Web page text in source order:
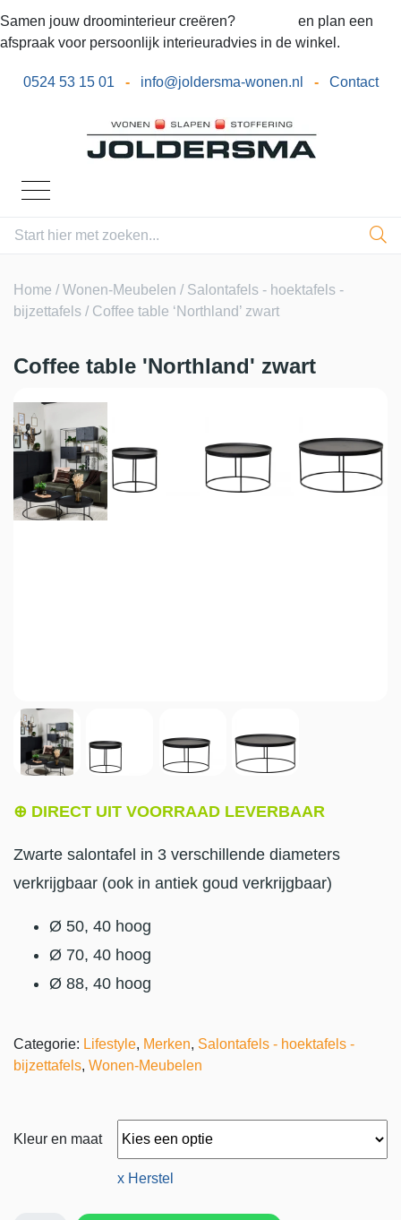
Samen jouw droominterieur creëren?
en plan een
afspraak voor persoonlijk interieuradvies in de winkel.
0524 53 15 01 - info@joldersma-wonen.nl - Contact
Home /Wonen-Meubelen / Salontafels - hoektafels -
bijzettafels / Coffee table ‘Northland’ zwart
Coffee table 'Northland' zwart
⊕ DIRECT UIT VOORRAAD LEVERBAAR
Zwarte salontafel in 3 verschillende diameters
verkrijgbaar (ook in antiek goud verkrijgbaar)
Ø 50, 40 hoog
Ø 70, 40 hoog
Ø 88, 40 hoog
Categorie: Lifestyle, Merken, Salontafels - hoektafels -
bijzettafels, Wonen-Meubelen
Kleur en maat
x Herstel